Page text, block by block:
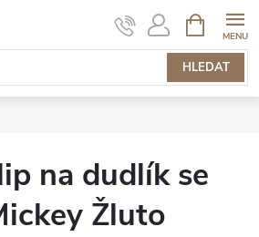
HLEDAT
NÁKUPNÍ
KOŠÍK
na dudlík se
Žluto